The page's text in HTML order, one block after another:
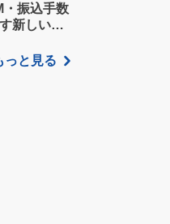
・振込手数
新しい家
っと見る